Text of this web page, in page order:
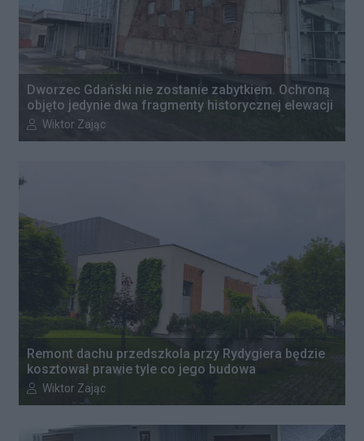
Dworzec Gdański nie zostanie zabytkiem. Ochroną
objęto jedynie dwa fragmenty historycznej elewacji
Autor artykułu:
Wiktor Zając
Remont dachu przedszkola przy Rydygiera będzie
kosztował prawie tyle co jego budowa
Autor artykułu:
Wiktor Zając